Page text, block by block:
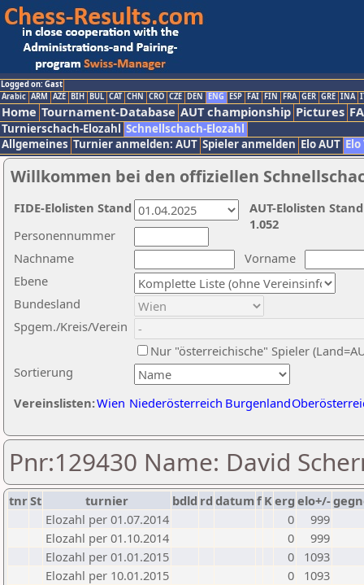
Logged on: Gast
Arabic ARM AZE BIH BUL CAT CHN CRO CZE DEN ENG ESP FAI FIN FRA GER GRE INA
Home Tournament-Database AUT championship Pictures
Turnierschach-Elozahl Schnellschach-Elozahl
Allgemeines Turnier anmelden: AUT Spieler anmelden Elo AUT
Willkommen bei den offiziellen
Nachname
Vorname
Ebene
Sortierung
Personennummer
Bundesland
Spgem./Kreis/Verein
Nur "österreichische" Spieler
Vereinslisten:Wien Niederösterreich Burgenland
AUT-Elolisten
1.052
FIDE-Elolisten Stand
Pnr:129430 Name: David
tnrSt turnier bdld rd datumf Kerg elo+/-
Elozahl per 01.07.2014
0
999
Elozahl per 01.10.2014
0
999
Elozahl per 01.01.2015
0
1093
Elozahl per 10.01.2015
0
1093